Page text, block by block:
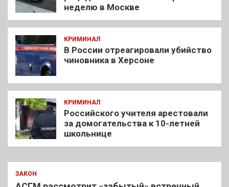
неделю в Москве
КРИМИНАЛ
В России отреагировали убийство
чиновника в Херсоне
КРИМИНАЛ
Российского учителя арестовали
за домогательства к 10-летней
школьнице
ЗАКОН